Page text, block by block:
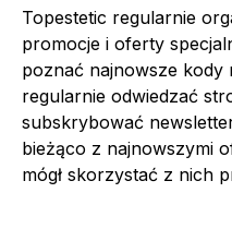
Topestetic regularnie
promocje i oferty
poznać najnowsze
regularnie odwiedzać
subskrybować
bieżąco z najnowszymi
mógł skorzystać z nich